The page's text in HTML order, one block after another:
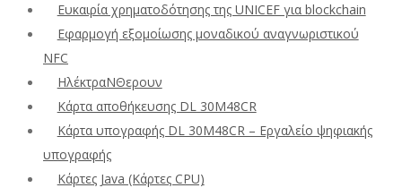
Ευκαιρία χρηματοδότησης της UNICEF για blockchain
Εφαρμογή εξομοίωσης μοναδικού αναγνωριστικού
NFC
ΗλέκτραΝΘερουν
Κάρτα αποθήκευσης DL 30M48CR
Κάρτα υπογραφής DL 30M48CR – Εργαλείο ψηφιακής
υπογραφής
Κάρτες Java (Κάρτες CPU)